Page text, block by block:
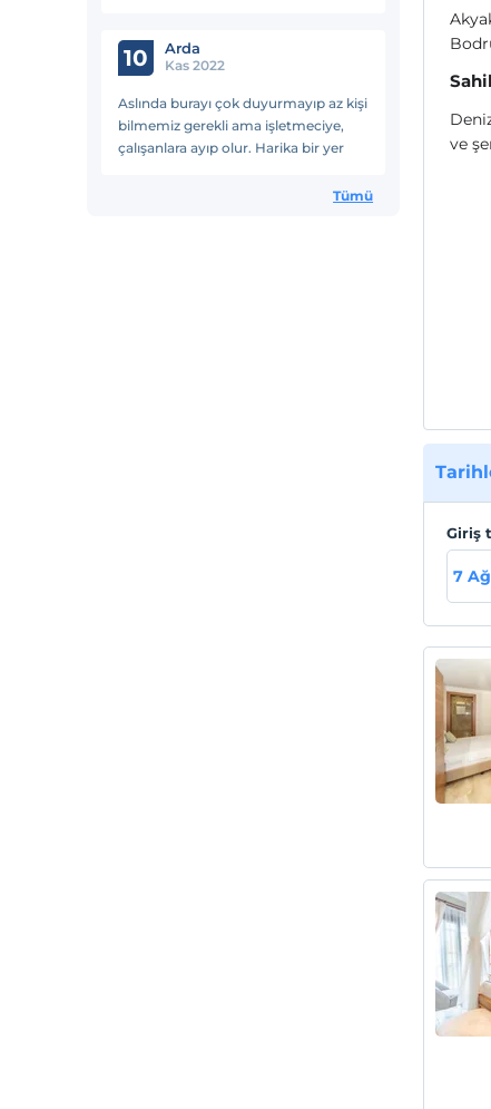
10 Arda
Kas 2022
Aslında burayı çok duyurmayıp az kişi
bilmemiz gerekli ama işletmeciye,
çalışanlara ayıp olur. Harika bir yer
Tümü
Sahil
ve
Giriş
7